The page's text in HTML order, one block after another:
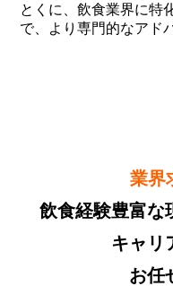
とくに、飲食業界に特
で、より専門的なアド
業界
飲食経験豊富な
キャリ
お任